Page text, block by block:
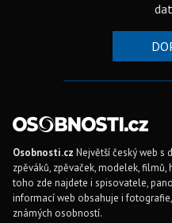
Osobnosti.cz Největší český web s
zpěváků, zpěvaček, modelek,
toho zde najdete i spisovatele,
informací web obsahuje i
známých osobností.